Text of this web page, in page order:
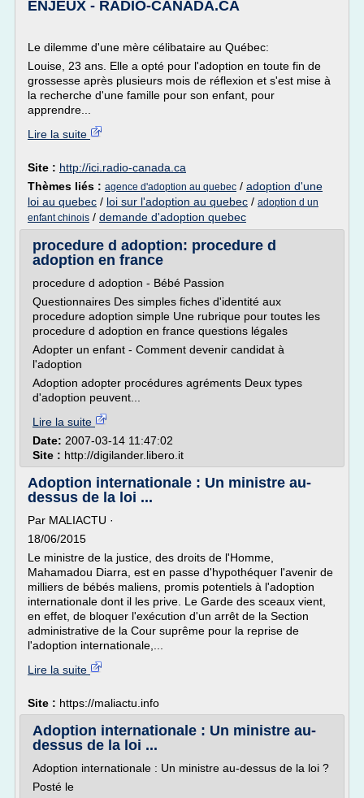
ENJEUX - RADIO-CANADA.CA
Le dilemme d'une mère célibataire au Québec:
Louise, 23 ans. Elle a opté pour l'adoption en toute fin de
grossesse après plusieurs mois de réflexion et s'est mise à
la recherche d'une famille pour son enfant, pour
apprendre...
Lire la suite
Site : http://ici.radio-canada.ca
Thèmes liés : agence d'adoption au quebec / adoption d'une
loi au quebec / loi sur l'adoption au quebec / adoption d un
enfant chinois / demande d'adoption quebec
procedure d adoption: procedure d
adoption en france
procedure d adoption - Bébé Passion
Questionnaires Des simples fiches d'identité aux
procedure adoption simple Une rubrique pour toutes les
procedure d adoption en france questions légales
Adopter un enfant - Comment devenir candidat à
l'adoption
Adoption adopter procédures agréments Deux types
d'adoption peuvent...
Lire la suite
Date: 2007-03-14 11:47:02
Site : http://digilander.libero.it
Adoption internationale : Un ministre au-
dessus de la loi ...
Par MALIACTU ·
18/06/2015
Le ministre de la justice, des droits de l'Homme,
Mahamadou Diarra, est en passe d'hypothéquer l'avenir de
milliers de bébés maliens, promis potentiels à l'adoption
internationale dont il les prive. Le Garde des sceaux vient,
en effet, de bloquer l'exécution d'un arrêt de la Section
administrative de la Cour suprême pour la reprise de
l'adoption internationale,...
Lire la suite
Site : https://maliactu.info
Adoption internationale : Un ministre au-
dessus de la loi ...
Adoption internationale : Un ministre au-dessus de la loi ?
Posté le